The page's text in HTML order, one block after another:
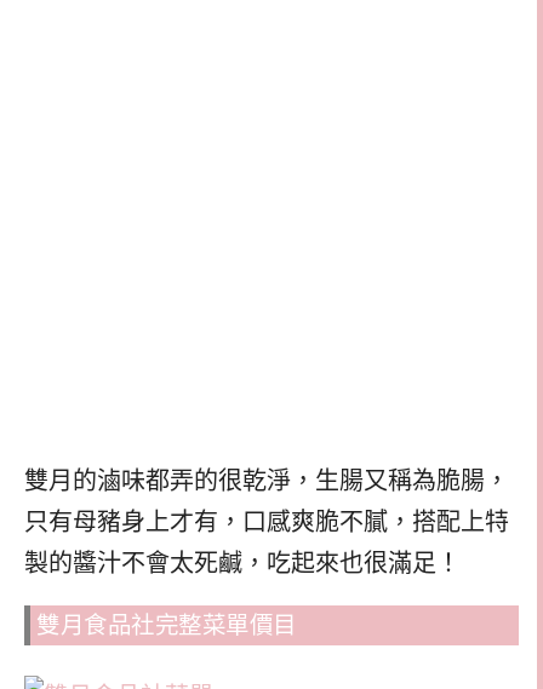
雙月的滷味都弄的很乾淨，生腸又稱為脆腸，
只有母豬身上才有，口感爽脆不膩，搭配上特
製的醬汁不會太死鹹，吃起來也很滿足！
雙月食品社完整菜單價目